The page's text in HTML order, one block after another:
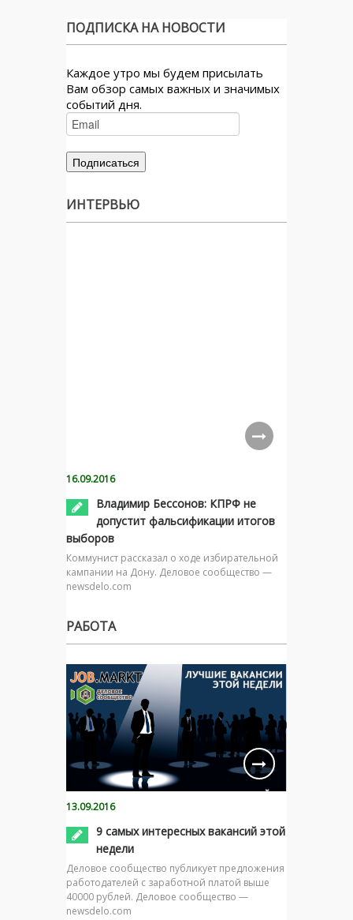
ПОДПИСКА НА НОВОСТИ
Каждое утро мы будем присылать
Вам обзор самых важных и значимых
событий дня.
ИНТЕРВЬЮ
16.09.2016
Владимир Бессонов: КПРФ не
допустит фальсификации итогов
выборов
Коммунист рассказал о ходе избирательной
кампании на Дону. Деловое сообщество —
newsdelo.com
РАБОТА
13.09.2016
9 самых интересных вакансий этой
недели
Деловое сообщество публикует предложения
работодателей с заработной платой выше
40000 рублей. Деловое сообщество —
newsdelo.com